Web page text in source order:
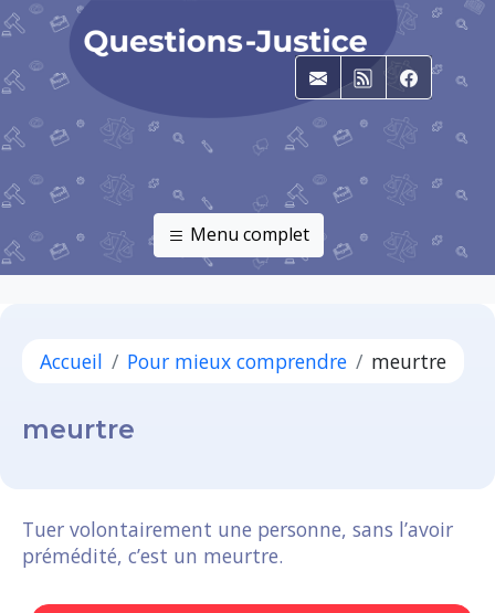
E-mailRSS
Menu complet
Accueil Pour mieux comprendre meurtre
meurtre
Tuer volontairement une personne, sans l’avoir
prémédité, c’est un meurtre.